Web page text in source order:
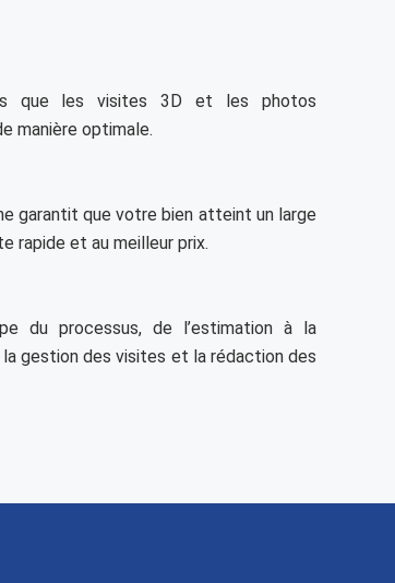
que les visites 3D et les photos
manière optimale.
garantit que votre bien atteint un large
rapide et au meilleur prix.
du processus, de l’estimation à la
gestion des visites et la rédaction des